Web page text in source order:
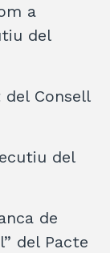
a
del
Consell
del
de
del Pacte